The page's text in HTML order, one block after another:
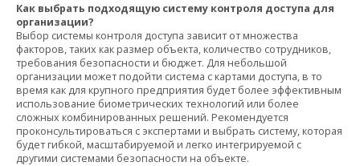
Как выбрать подходящую систему контроля доступа для
организации?
Выбор системы контроля доступа зависит от множества
факторов, таких как размер объекта, количество сотрудников,
требования безопасности и бюджет. Для небольшой
организации может подойти система с картами доступа, в то
время как для крупного предприятия будет более эффективным
использование биометрических технологий или более
сложных комбинированных решений. Рекомендуется
проконсультироваться с экспертами и выбрать систему, которая
будет гибкой, масштабируемой и легко интегрируемой с
другими системами безопасности на объекте.